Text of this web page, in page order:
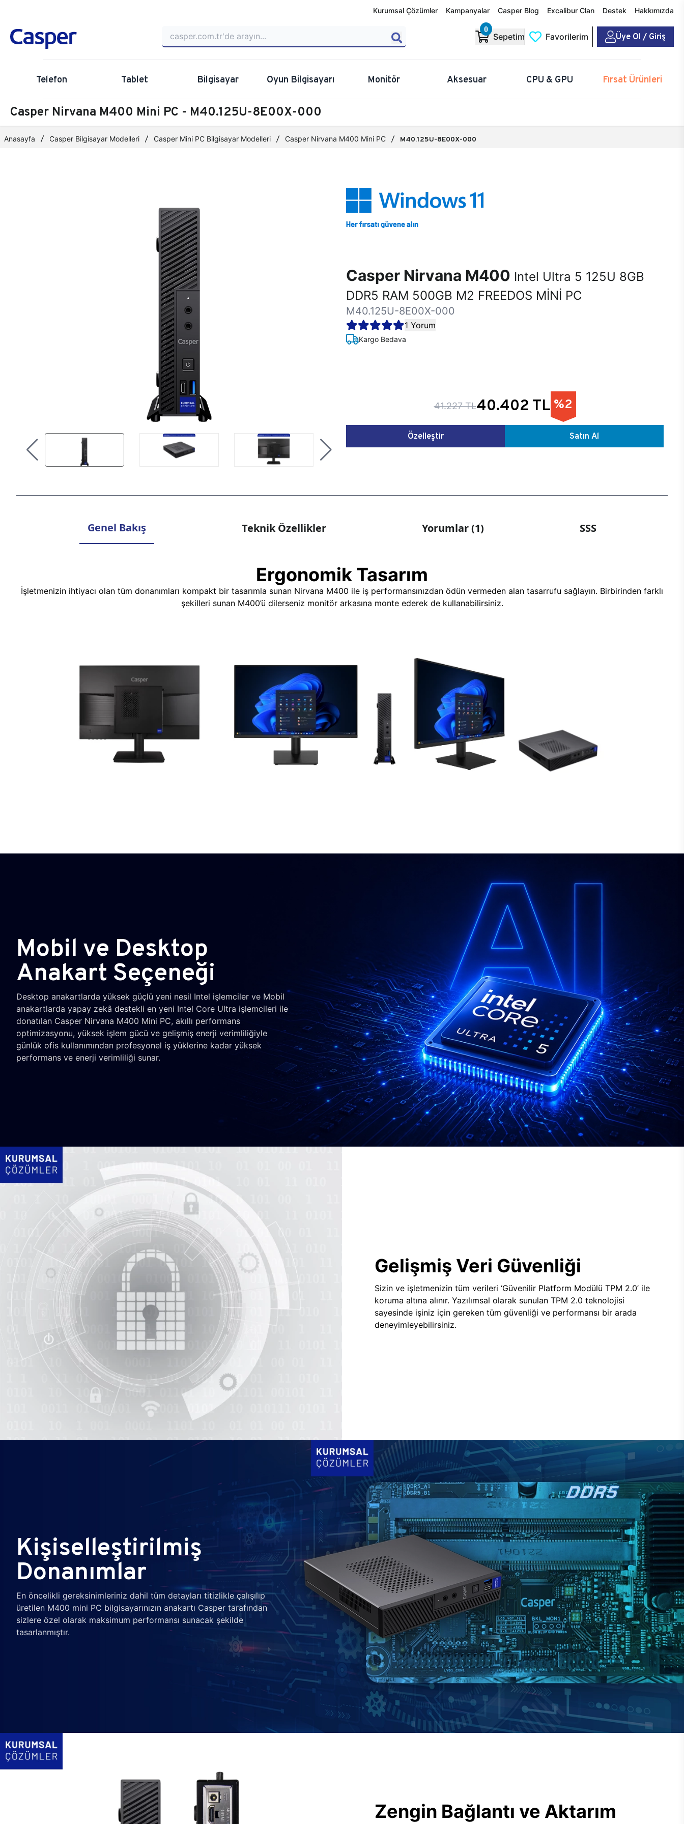
Kurumsal Çözümler Kampanyalar Casper Blog Excalibur Clan Destek Hakkımızda
0
Sepetim Favorilerim Üye Ol / Giriş
Telefon Tablet Bilgisayar Oyun Bilgisayarı Monitör Aksesuar CPU & GPU Fırsat Ürünleri
Casper Nirvana M400 Mini PC - M40.125U-8E00X-000
Anasayfa Casper Bilgisayar Modelleri Casper Mini PC Bilgisayar Modelleri Casper Nirvana M400 Mini PC M40.125U-8E00X-000
Casper Nirvana M400 Intel Ultra 5 125U 8GB
DDR5 RAM 500GB M2 FREEDOS MİNİ PC
M40.125U-8E00X-000
1 Yorum
Kargo Bedava
41.227 TL40.402 TL %2
Özelleştir Satın Al
Genel Bakış Teknik Özellikler Yorumlar (1) SSS
Ergonomik Tasarım
İşletmenizin ihtiyacı olan tüm donanımları kompakt bir tasarımla sunan Nirvana M400 ile iş performansınızdan ödün vermeden alan tasarrufu sağlayın. Birbirinden farklı
şekilleri sunan M400’ü dilerseniz monitör arkasına monte ederek de kullanabilirsiniz.
Mobil ve Desktop
Anakart Seçeneği
Desktop anakartlarda yüksek güçlü yeni nesil Intel işlemciler ve Mobil
anakartlarda yapay zekâ destekli en yeni Intel Core Ultra işlemcileri ile
donatılan Casper Nirvana M400 Mini PC, akıllı performans
optimizasyonu, yüksek işlem gücü ve gelişmiş enerji verimliliğiyle
günlük ofis kullanımından profesyonel iş yüklerine kadar yüksek
performans ve enerji verimliliği sunar.
Gelişmiş Veri Güvenliği
Sizin ve işletmenizin tüm verileri ‘Güvenilir Platform Modülü TPM 2.0’ ile
koruma altına alınır. Yazılımsal olarak sunulan TPM 2.0 teknolojisi
sayesinde işiniz için gereken tüm güvenliği ve performansı bir arada
deneyimleyebilirsiniz.
Kişiselleştirilmiş
Donanımlar
En öncelikli gereksinimleriniz dahil tüm detayları titizlikle çalışılıp
üretilen M400 mini PC bilgisayarınızın anakartı Casper tarafından
sizlere özel olarak maksimum performansı sunacak şekilde
tasarlanmıştır.
Zengin Bağlantı ve Aktarım